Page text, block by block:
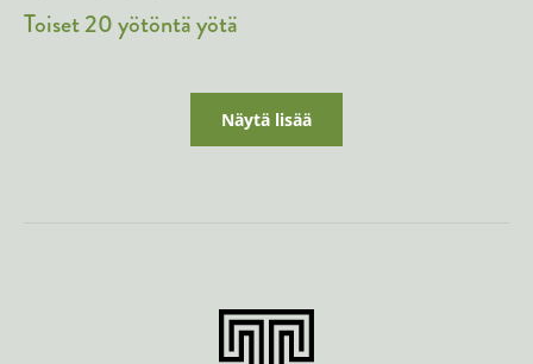
Toiset 20 yötöntä yötä
Näytä lisää